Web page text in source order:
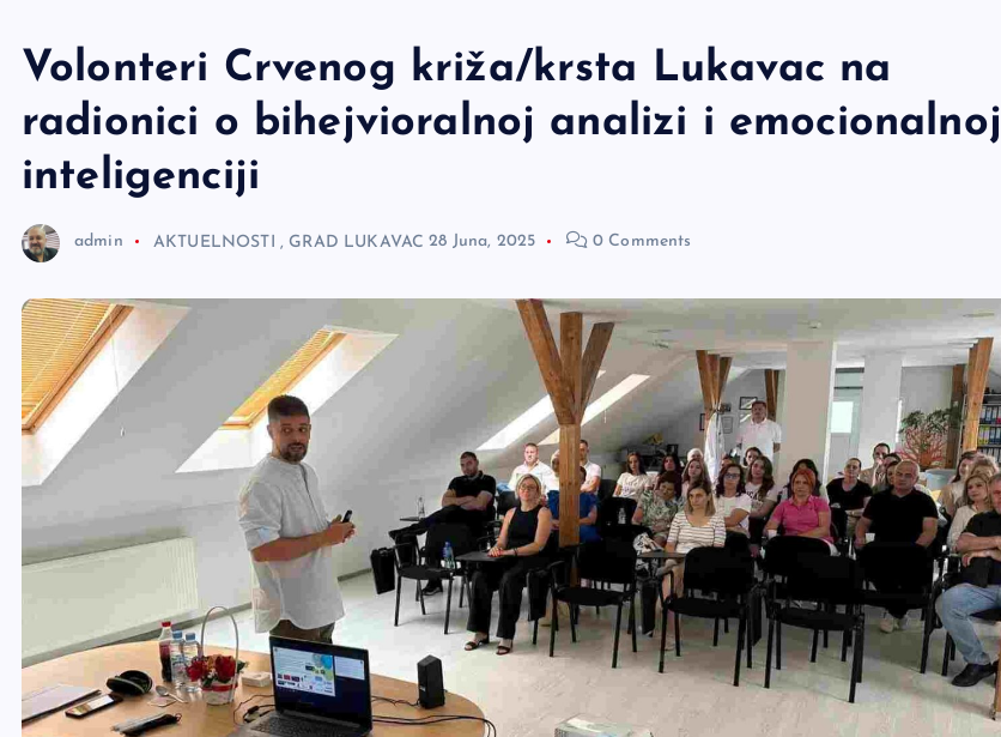
Volonteri Crvenog križa/krsta Lukavac na
radionici o bihejvioralnoj analizi i emocionalnoj
inteligenciji
admin AKTUELNOSTI , GRAD LUKAVAC 28 Juna, 2025 0 Comments